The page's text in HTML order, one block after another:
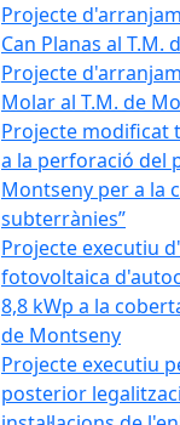
Projecte
Can Planas al T.M.
Projecte
Molar al T.M. de
Projecte modificat
a la perforació del
Montseny per a la
subterrànies”
Projecte executiu
fotovoltaica
8,8 kWp a la
de Montseny
Projecte executiu
posterior